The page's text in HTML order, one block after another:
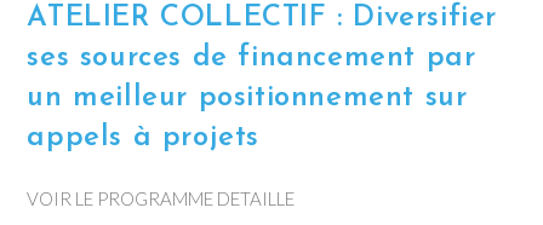
ATELIER COLLECTIF : Diversifier
ses sources de financement par
un meilleur positionnement sur
appels à projets
VOIR LE PROGRAMME DETAILLE